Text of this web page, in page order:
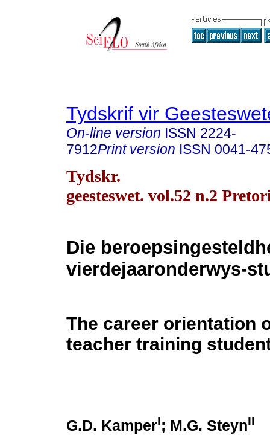
Tydskrif vir
On-line version ISSN 2224-
7912Print version ISSN 0041-
Tydskr.
geesteswet. vol.52 n.2
Die
vierdejaaronderwys-
The career orientation
teacher training
G.D. KamperI; M.G. SteynII